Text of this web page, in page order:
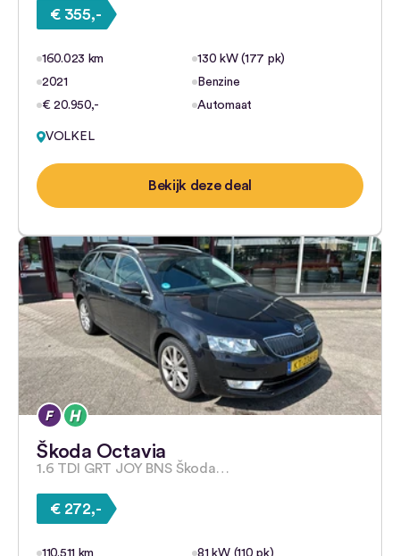
€ 355,-
160.023 km
130 kW (177 pk)
2021
Benzine
€ 20.950,-
Automaat
VOLKEL
Bekijk deze deal
Škoda Octavia
1.6 TDI GRT JOY BNS Škoda…
€ 272,-
110.511 km
81 kW (110 pk)